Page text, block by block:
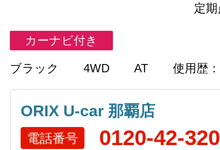
定
カーナビ付き
ブラック 4WD AT 使用歴
ORIX U-car 那覇店
電話番号 0120-42-